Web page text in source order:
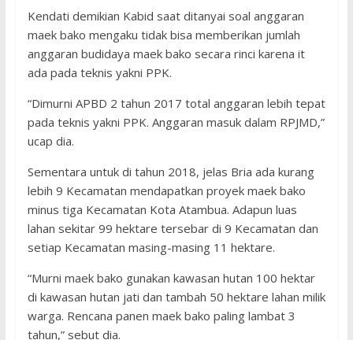
Kendati demikian Kabid saat ditanyai soal anggaran
maek bako mengaku tidak bisa memberikan jumlah
anggaran budidaya maek bako secara rinci karena it
ada pada teknis yakni PPK.
“Dimurni APBD 2 tahun 2017 total anggaran lebih tepat
pada teknis yakni PPK. Anggaran masuk dalam RPJMD,”
ucap dia.
Sementara untuk di tahun 2018, jelas Bria ada kurang
lebih 9 Kecamatan mendapatkan proyek maek bako
minus tiga Kecamatan Kota Atambua. Adapun luas
lahan sekitar 99 hektare tersebar di 9 Kecamatan dan
setiap Kecamatan masing-masing 11 hektare.
“Murni maek bako gunakan kawasan hutan 100 hektar
di kawasan hutan jati dan tambah 50 hektare lahan milik
warga. Rencana panen maek bako paling lambat 3
tahun,” sebut dia.